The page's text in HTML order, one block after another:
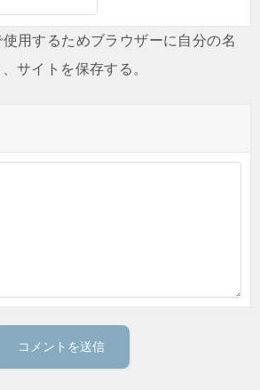
用するためブラウザーに自分の名
サイトを保存する。